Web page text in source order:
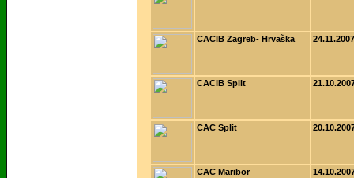
CACIB Zagreb- Hrvaška 24.11.2007
CACIB Split
CAC Split
CAC Maribor